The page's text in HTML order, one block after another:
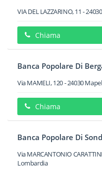
VIA DEL LAZZARINO, 11 -24030
Chiama
Banca Popolare Di
Via MAMELI, 120-24030
Chiama
Banca Popolare Di
Via MARCANTONIO
Lombardia